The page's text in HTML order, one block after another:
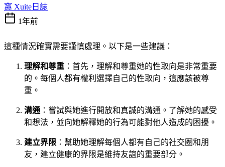
窩 Xuite日誌
1年前
這種情況確實需要謹慎處理。以下是一些建議：
理解和尊重 ：首先，理解和尊重她的性取向是非常重要
的。每個人都有權利選擇自己的性取向，這應該被尊
重。
溝通 ：嘗試與她進行開放和真誠的溝通。了解她的感受
和想法，並向她解釋她的行為可能對他人造成的困擾。
建立界限 ：幫助她理解每個人都有自己的社交圈和朋
友，建立健康的界限是維持友誼的重要部分。